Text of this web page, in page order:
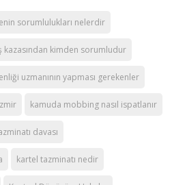
sorumlulukları nelerdir
kazasından kimden sorumludur
uzmanının yapması gerekenler
kamuda mobbing nasıl ispatlanır
davası
kartel tazminatı nedir